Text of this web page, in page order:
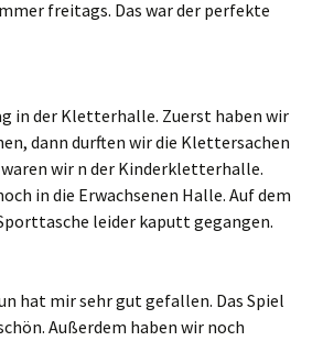
freitags. Das war der perfekte
in der Kletterhalle. Zuerst haben wir
dann durften wir die Klettersachen
wir n der Kinderkletterhalle.
in die Erwachsenen Halle. Auf dem
leider kaputt gegangen.
hat mir sehr gut gefallen. Das Spiel
Außerdem haben wir noch